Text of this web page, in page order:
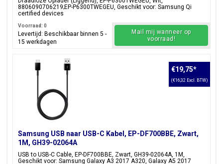
8806090706219;EP-P6300TWEGEU, Geschikt voor: Samsung Qi
certified devices
Voorraad: 0
Levertijd: Beschikbaar binnen 5 -
15 werkdagen
Mail mij wanneer op
voorraad!
Samsung USB naar USB-C Kabel, EP-DF700BBE, Zwart,
1M, GH39-02064A
USB to USB-C Cable, EP-DF700BBE, Zwart, GH39-02064A, 1M,
Geschikt voor: Samsung Galaxy A3 2017 A320, Galaxy A5 2017
€19,75*
(€16,32 Excl. BTW)